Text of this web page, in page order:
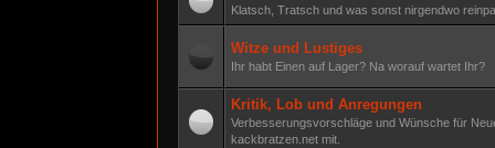
Klatsch, Tratsch und was sonst nirgendwo
Witze und Lustiges
Ihr habt Einen auf Lager? Na worauf wartet Ihr?
Kritik, Lob und Anregungen
Verbesserungsvorschläge und Wünsche für
kackbratzen.net mit.